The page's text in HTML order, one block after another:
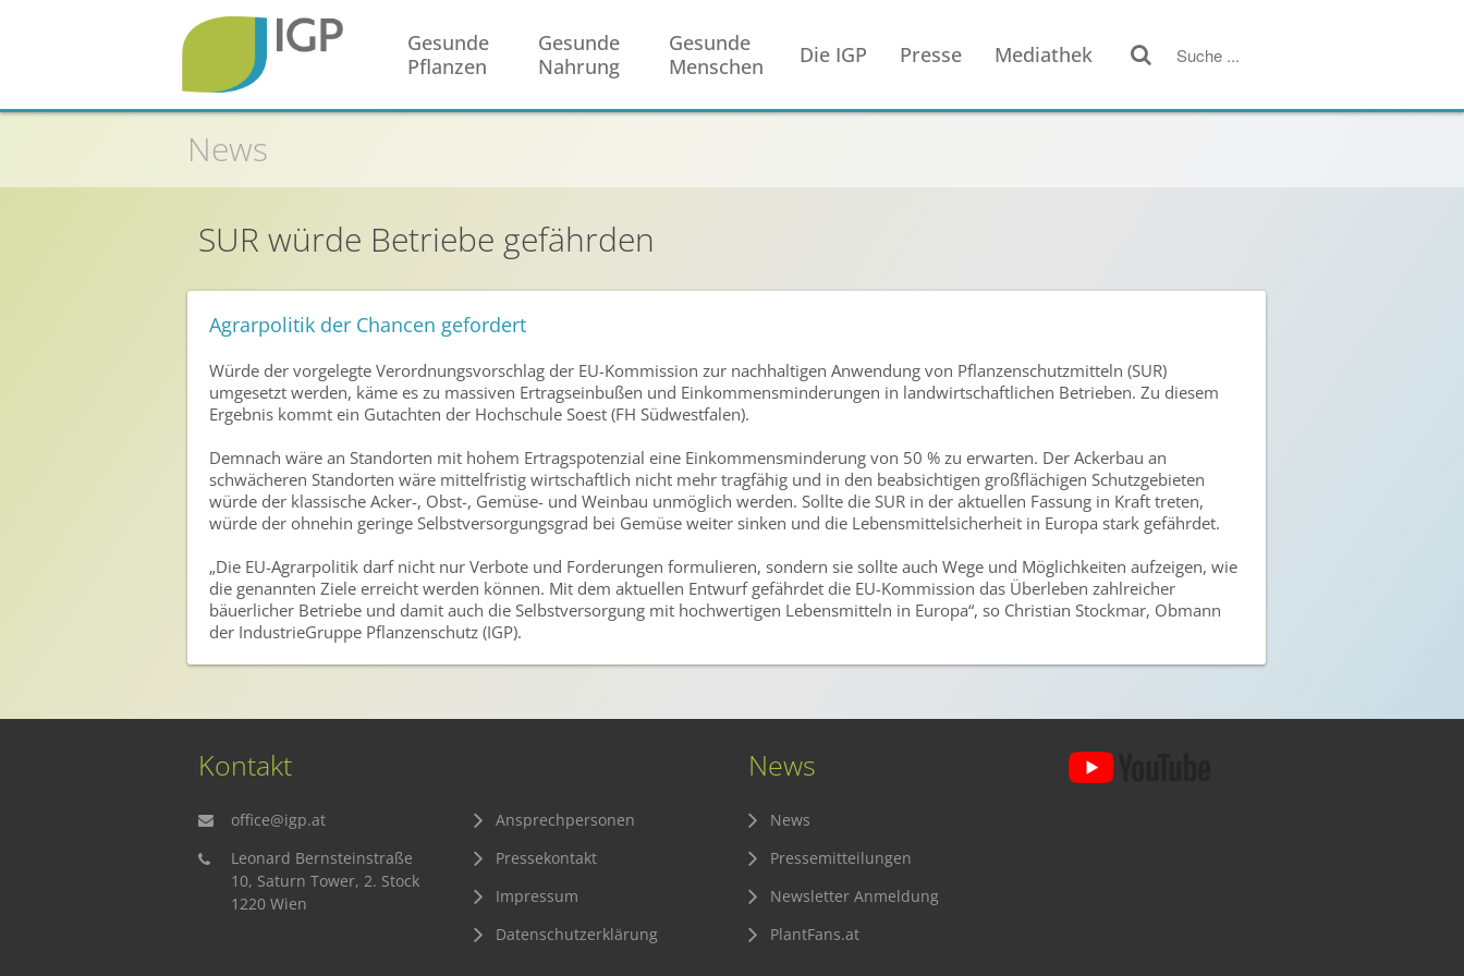
Startseite
In der Landwirtschaft
Integrierter Pflanzenschutz
Nutzen von Pflanzenschutzmitteln
Versorgungs- & Ernährungssicherheit
Anwenderschutz
Entsorgung von Pflanzenschutzmittel-Leergebinden
Gesunde
Pflanzen
Gesunde
Nahrung
Gesunde
Menschen
Die IGP Presse Mediathek
News
SUR würde Betriebe gefährden
Agrarpolitik der Chancen gefordert
Würde der vorgelegte Verordnungsvorschlag der EU-Kommission zur nachhaltigen Anwendung von Pflanzenschutzmitteln (SUR)
umgesetzt werden, käme es zu massiven Ertragseinbußen und Einkommensminderungen in landwirtschaftlichen Betrieben. Zu diesem
Ergebnis kommt ein Gutachten der Hochschule Soest (FH Südwestfalen).
Demnach wäre an Standorten mit hohem Ertragspotenzial eine Einkommensminderung von 50 % zu erwarten. Der Ackerbau an
schwächeren Standorten wäre mittelfristig wirtschaftlich nicht mehr tragfähig und in den beabsichtigen großflächigen Schutzgebieten
würde der klassische Acker-, Obst-, Gemüse- und Weinbau unmöglich werden. Sollte die SUR in der aktuellen Fassung in Kraft treten,
würde der ohnehin geringe Selbstversorgungsgrad bei Gemüse weiter sinken und die Lebensmittelsicherheit in Europa stark gefährdet.
„Die EU-Agrarpolitik darf nicht nur Verbote und Forderungen formulieren, sondern sie sollte auch Wege und Möglichkeiten aufzeigen, wie
die genannten Ziele erreicht werden können. Mit dem aktuellen Entwurf gefährdet die EU-Kommission das Überleben zahlreicher
bäuerlicher Betriebe und damit auch die Selbstversorgung mit hochwertigen Lebensmitteln in Europa“, so Christian Stockmar, Obmann
der IndustrieGruppe Pflanzenschutz (IGP).
Kontakt
office@igp.at
Leonard Bernsteinstraße
10, Saturn Tower, 2. Stock
1220 Wien
Ansprechpersonen
Pressekontakt
Impressum
Datenschutzerklärung
News
News
Pressemitteilungen
Newsletter Anmeldung
PlantFans.at